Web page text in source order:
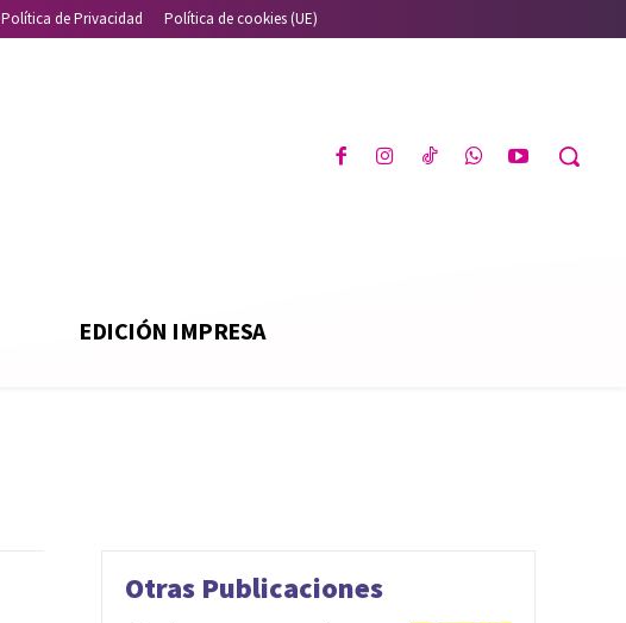
Política de Privacidad Política de cookies (UE)
EDICIÓN IMPRESA
Otras Publicaciones